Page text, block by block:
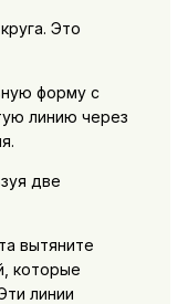
Это
форму с
линию через
две
вытяните
которые
линии